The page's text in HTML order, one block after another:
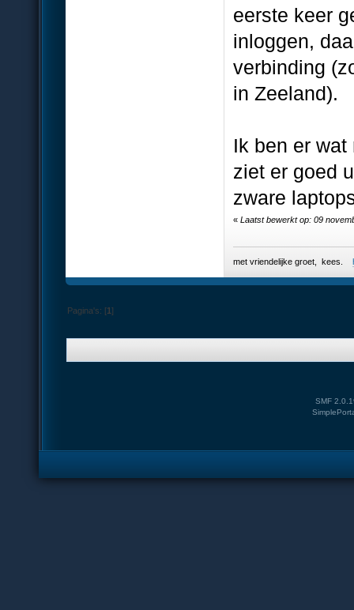
eerste keer
inloggen,
verbinding
in Zeeland).
Ik ben er
ziet er goed
zware
«Laatst bewerkt op: 09
met vriendelijke groet, kees.
Pagina's: [1]
SMF